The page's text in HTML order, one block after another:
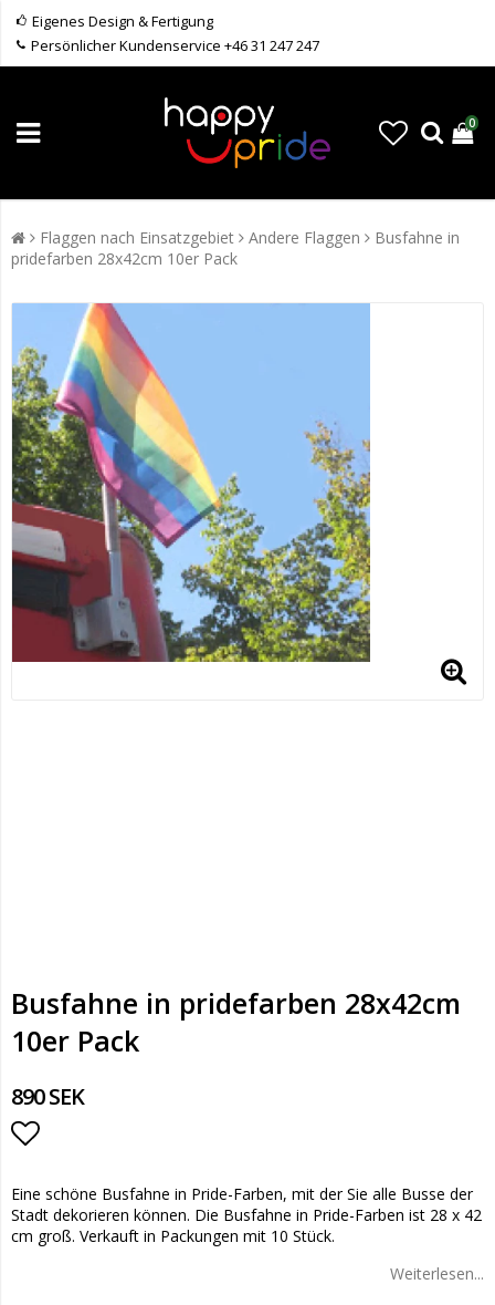
Eigenes Design & Fertigung
Persönlicher Kundenservice +46 31 247 247
0
Flaggen nach Einsatzgebiet Andere Flaggen
Busfahne in
pridefarben 28x42cm 10er Pack
Busfahne in pridefarben 28x42cm
10er Pack
890 SEK
Eine schöne Busfahne in Pride-Farben, mit der Sie alle Busse der
Stadt dekorieren können. Die Busfahne in Pride-Farben ist 28 x 42
cm groß. Verkauft in Packungen mit 10 Stück.
Weiterlesen...